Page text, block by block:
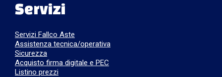
Servizi
Servizi Fallco Aste
Assistenza tecnica/operativa
Sicurezza
Acquisto firma digitale e PEC
Listino prezzi